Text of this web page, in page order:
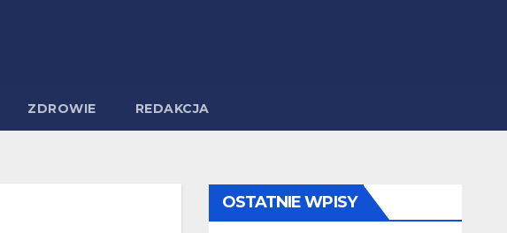
ZDROWIE REDAKCJA
OSTATNIE WPISY